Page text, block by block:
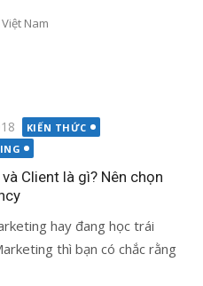
Nam
KIẾN THỨC
Client là gì? Nên chọn
hay đang học trái
thì bạn có chắc rằng